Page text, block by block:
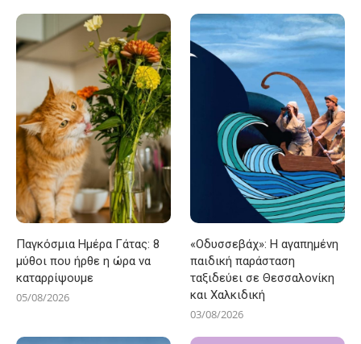
Παγκόσμια Ημέρα Γάτας: 8
μύθοι που ήρθε η ώρα να
καταρρίψουμε
05/08/2026
«Οδυσσεβάχ»: Η αγαπημένη
παιδική παράσταση
ταξιδεύει σε Θεσσαλονίκη
και Χαλκιδική
03/08/2026